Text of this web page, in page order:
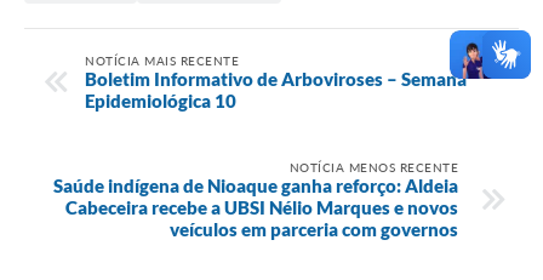
NOTÍCIA MAIS RECENTE
Boletim Informativo de Arboviroses – Semana
Epidemiológica 10
NOTÍCIA MENOS RECENTE
Saúde indígena de Nioaque ganha reforço: Aldeia
Cabeceira recebe a UBSI Nélio Marques e novos
veículos em parceria com governos